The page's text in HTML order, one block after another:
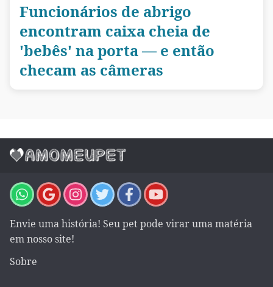
Funcionários de abrigo
encontram caixa cheia de
'bebês' na porta — e então
checam as câmeras
Envie uma história! Seu pet pode virar uma matéria
em nosso site!
Sobre